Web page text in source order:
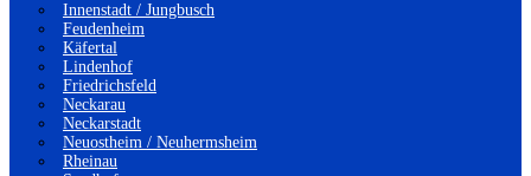
Innenstadt / Jungbusch
Feudenheim
Käfertal
Lindenhof
Friedrichsfeld
Neckarau
Neckarstadt
Neuostheim / Neuhermsheim
Rheinau